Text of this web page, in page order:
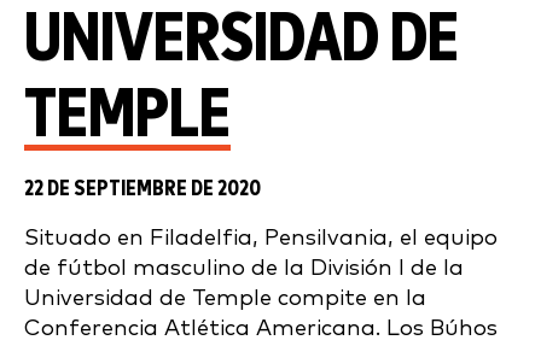
UNIVERSIDAD DE
TEMPLE
22 DE SEPTIEMBRE DE 2020
Situado en Filadelfia, Pensilvania, el equipo
de fútbol masculino de la División I de la
Universidad de Temple compite en la
Conferencia Atlética Americana. Los Búhos